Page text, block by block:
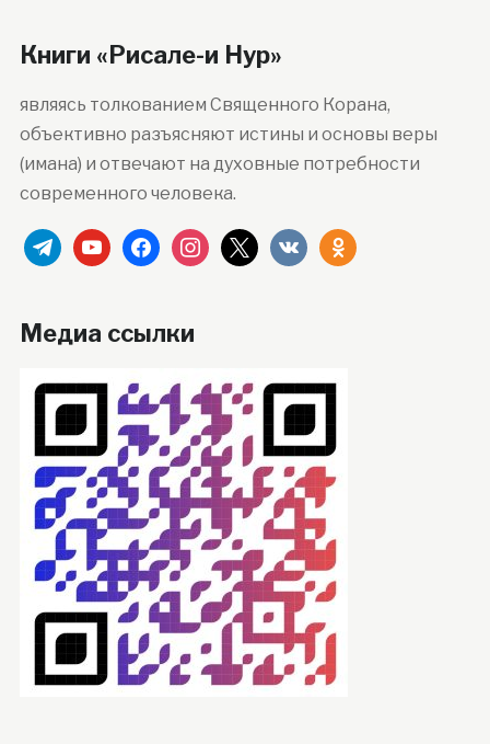
Книги «Рисале-и Нур»
являясь толкованием Священного Корана,
объективно разъясняют истины и основы веры
(имана) и отвечают на духовные потребности
современного человека.
telegramyoutubefacebookinstagram
x vkontakteodnoklassniki
Медиа ссылки